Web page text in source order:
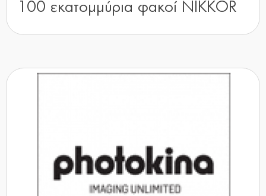
100 εκατομμύρια φακοί NIKKOR